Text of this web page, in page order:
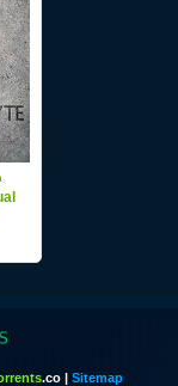
.co | Sitemap